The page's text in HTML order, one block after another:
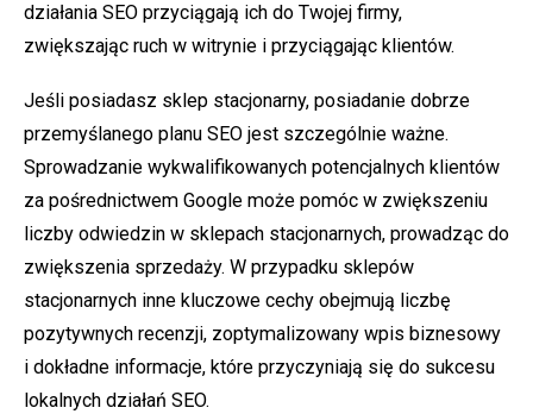
działania SEO przyciągają ich do Twojej firmy,
zwiększając ruch w witrynie i przyciągając klientów.
Jeśli posiadasz sklep stacjonarny, posiadanie dobrze
przemyślanego planu SEO jest szczególnie ważne.
Sprowadzanie wykwalifikowanych potencjalnych klientów
za pośrednictwem Google może pomóc w zwiększeniu
liczby odwiedzin w sklepach stacjonarnych, prowadząc do
zwiększenia sprzedaży. W przypadku sklepów
stacjonarnych inne kluczowe cechy obejmują liczbę
pozytywnych recenzji, zoptymalizowany wpis biznesowy
i dokładne informacje, które przyczyniają się do sukcesu
lokalnych działań SEO.